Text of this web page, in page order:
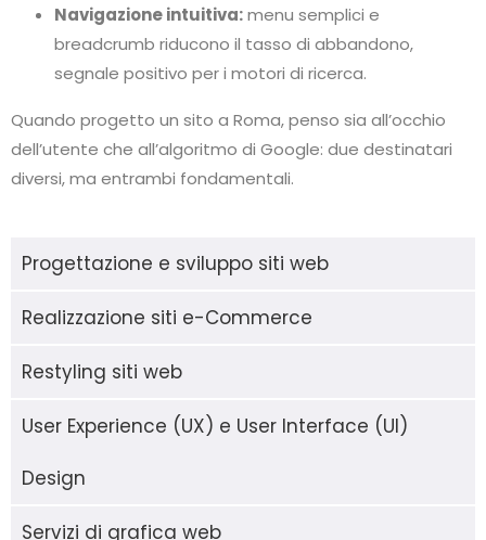
Navigazione intuitiva:menu semplici e
breadcrumb riducono il tasso di abbandono,
segnale positivo per i motori di ricerca.
Quando progetto un sito a Roma, penso sia all’occhio
dell’utente che all’algoritmo di Google: due destinatari
diversi, ma entrambi fondamentali.
Progettazione e sviluppo siti web
Realizzazione siti e-Commerce
Restyling siti web
User Experience (UX) e User Interface (UI)
Design
Servizi di grafica web